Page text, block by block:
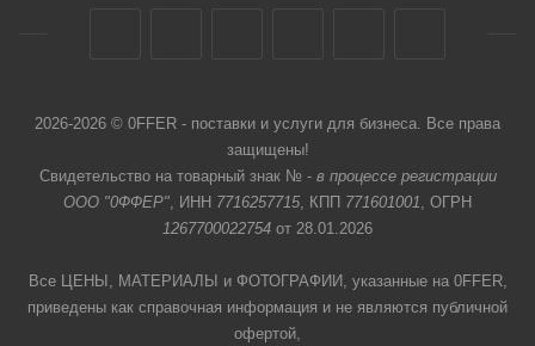
2026-2026 © 0FFER - поставки и услуги для бизнеса. Все права
защищены!
Свидетельство на товарный знак № - в процессе регистрации
ООО "0ФФЕР", ИНН 7716257715, КПП 771601001, ОГРН
1267700022754 от 28.01.2026
Все ЦЕНЫ, МАТЕРИАЛЫ и ФОТОГРАФИИ, указанные на 0FFER,
приведены как справочная информация и не являются публичной
офертой,